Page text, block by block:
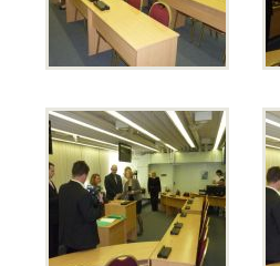
Pro
uchazeče